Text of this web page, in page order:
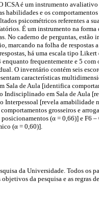
ICSA é um instrumento
habilidades e os
psicométricos referentes a
É um instrumento na
No caderno de perguntas, estão
marcando na folha de respostas
há uma escala tipo
frequentemente e 5
O inventário contém seis
características
Sala de Aula [identifica
em Sala de Aula
[revela amabilidade
grosseiros e
(α = 0,66)] e F6
(α = 0,60)].
da Universidade. Todos os
da pesquisa e as regras